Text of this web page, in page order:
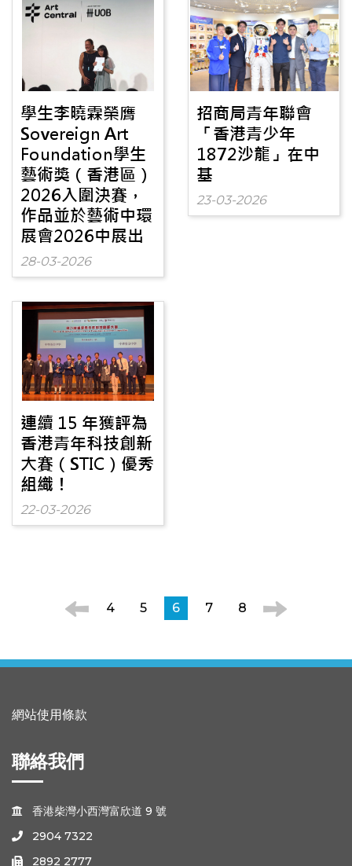
學生李曉霖榮膺
Sovereign Art
Foundation學生
藝術獎（香港區）
2026入圍決賽，
作品並於藝術中環
展會2026中展出
28-03-2026
招商局青年聯會
「香港青少年
1872沙龍」在中
基
23-03-2026
連續 15 年獲評為
香港青年科技創新
大賽（STIC）優秀
組織！
22-03-2026
4 5 6 7 8
網站使用條款
聯絡我們
 香港柴灣小西灣富欣道 9 號
 2904 7322
 2892 2777